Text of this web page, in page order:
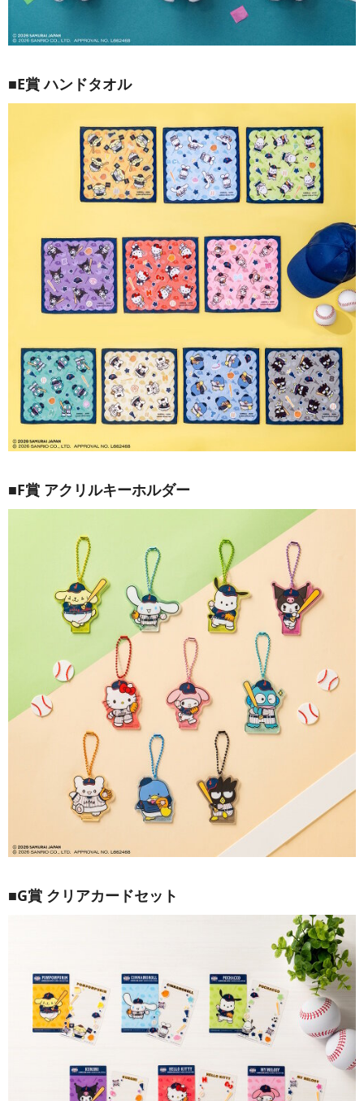
■E賞 ハンドタオル
■F賞 アクリルキーホルダー
■G賞 クリアカードセット